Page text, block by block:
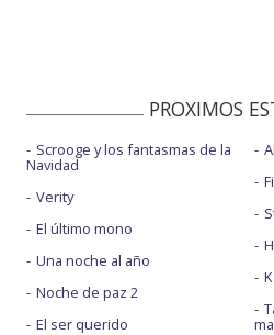
PROXIMOS
Scrooge y los fantasmas de la
Navidad
Verity
El último mono
Una noche al año
Noche de paz 2
El ser querido